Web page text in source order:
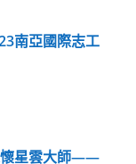
南亞國際志工
懷星雲大師——